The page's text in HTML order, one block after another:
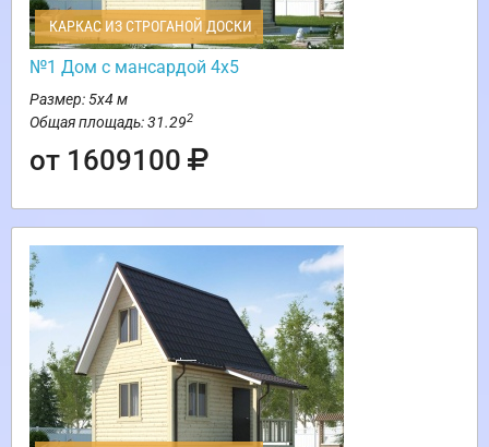
КАРКАС ИЗ СТРОГАНОЙ ДОСКИ
№1 Дом с мансардой 4х5
Размер: 5х4 м
Общая площадь: 31.292
от 1609100